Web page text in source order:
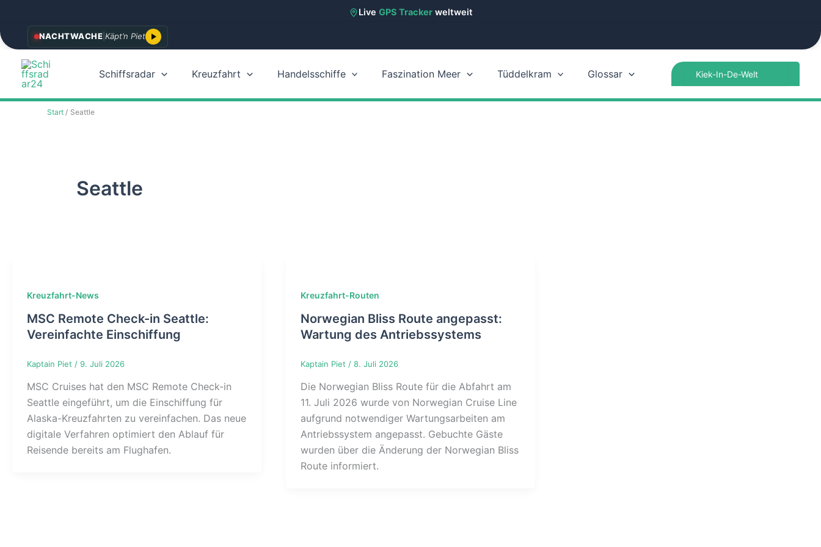
Live GPS Trackerweltweit
Zum
Inhalt
springen
NACHTWACHE Käpt’n Piet
Schiffsradar Kreuzfahrt Handelsschiffe Faszination Meer Tüddelkram Glossar
Start Seattle
Seattle
Kreuzfahrt-News
MSC Remote Check-in Seattle:
Vereinfachte Einschiffung
Kaptain Piet / 9. Juli 2026
MSC Cruises hat den MSC Remote Check-in
Seattle eingeführt, um die Einschiffung für
Alaska-Kreuzfahrten zu vereinfachen. Das neue
digitale Verfahren optimiert den Ablauf für
Reisende bereits am Flughafen.
Kreuzfahrt-Routen
Norwegian Bliss Route angepasst:
Wartung des Antriebssystems
Kaptain Piet / 8. Juli 2026
Die Norwegian Bliss Route für die Abfahrt am
11. Juli 2026 wurde von Norwegian Cruise Line
aufgrund notwendiger Wartungsarbeiten am
Antriebssystem angepasst. Gebuchte Gäste
wurden über die Änderung der Norwegian Bliss
Route informiert.